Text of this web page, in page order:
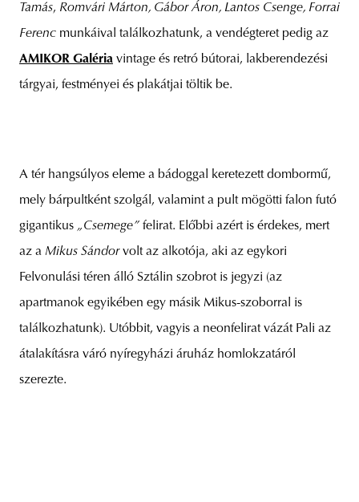
Tamás, Romvári Márton, Gábor Áron, Lantos Csenge, Forrai
Ferenc munkáival találkozhatunk, a vendégteret pedig az
AMIKOR Galéria vintage és retró bútorai, lakberendezési
tárgyai, festményei és plakátjai töltik be.
A tér hangsúlyos eleme a bádoggal keretezett dombormű,
mely bárpultként szolgál, valamint a pult mögötti falon futó
gigantikus „Csemege” felirat. Előbbi azért is érdekes, mert
az a Mikus Sándorvolt az alkotója, aki az egykori
Felvonulási téren álló Sztálin szobrot is jegyzi (az
apartmanok egyikében egy másik Mikus-szoborral is
találkozhatunk). Utóbbit, vagyis a neonfelirat vázát Pali az
átalakításra váró nyíregyházi áruház homlokzatáról
szerezte.